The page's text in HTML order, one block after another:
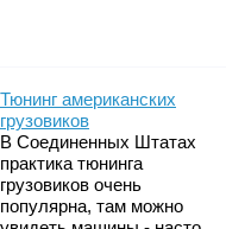
Тюнинг американских
грузовиков
В Соединенных Штатах
практика тюнинга
грузовиков очень
популярна, там можно